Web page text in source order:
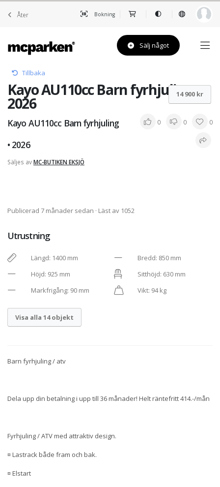
Åter Bokning
Sälj något
Tillbaka
Kayo AU110cc Barn fyrhjuling •
2026
Kayo AU110cc Barn fyrhjuling
• 2026
0 0 0
Säljes avMC-BUTIKEN EKSJÖ
14 900 kr
Publicerad 7 månader sedan · Läst av 1052
Utrustning
Längd: 1400 mm
Bredd: 850 mm
Höjd: 925 mm
Sitthöjd: 630 mm
Markfrigång: 90 mm
Vikt: 94 kg
Visa alla 14 objekt
Barn fyrhjuling / atv
Dela upp din betalning i upp till 36 månader! Helt räntefritt 414.-/mån
Fyrhjuling / ATV med attraktiv design.
¤ Lastrack både fram och bak.
¤ Elstart